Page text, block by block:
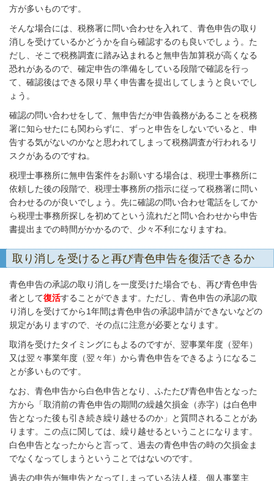
方が多いものです。
そんな場合には、税務署に問い合わせを入れて、青色申告の取り
消しを受けているかどうかを自ら確認するのも良いでしょう。た
だし、そこで税務調査に踏み込まれると無申告加算税が高くなる
恐れがあるので、確定申告の準備をしている段階で確認を行っ
て、確認後はできる限り早く申告書を提出してしまうと良いでし
ょう。
確認の問い合わせをして、無申告だが申告義務があることを税務
署に知らせたにも関わらずに、ずっと申告をしないでいると、申
告する気がないのかなと思われてしまって税務調査が行われるリ
スクがあるのですね。
税理士事務所に無申告案件をお願いする場合は、税理士事務所に
依頼した後の段階で、税理士事務所の指示に従って税務署に問い
合わせるのが良いでしょう。先に確認の問い合わせ電話をしてか
ら税理士事務所探しを初めてという流れだと問い合わせから申告
書提出までの時間がかかるので、少々不利になりますね。
取り消しを受けると再び青色申告を復活できるか
青色申告の承認の取り消しを一度受けた場合でも、再び青色申告
者として復活することができます。ただし、青色申告の承認の取
り消しを受けてから1年間は青色申告の承認申請ができないなどの
規定がありますので、その点に注意が必要となります。
取消を受けたタイミングにもよるのですが、翌事業年度（翌年）
又は翌々事業年度（翌々年）から青色申告をできるようになるこ
とが多いものです。
なお、青色申告から白色申告となり、ふたたび青色申告となった
方から「取消前の青色申告の期間の繰越欠損金（赤字）は白色申
告となった後も引き続き繰り越せるのか」と質問されることがあ
ります。この点に関しては、繰り越せるということになります。
白色申告となったからと言って、過去の青色申告の時の欠損金ま
でなくなってしまうということではないのです。
過去の申告が無申告となってしまっている法人様、個人事業主